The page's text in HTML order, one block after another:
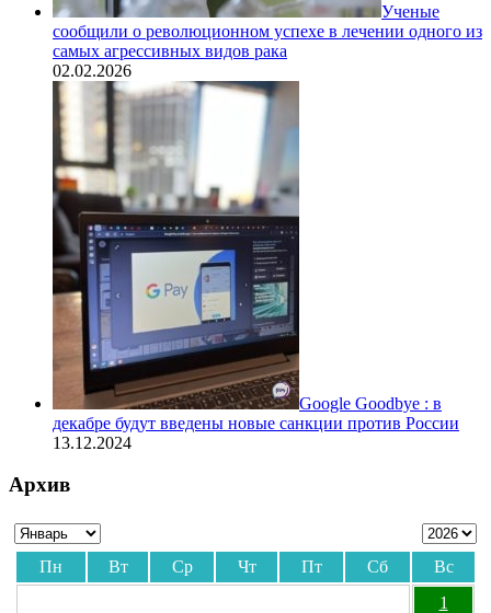
Ученые
сообщили о революционном успехе в лечении одного из
самых агрессивных видов рака
02.02.2026
Google Goodbye : в
декабре будут введены новые санкции против России
13.12.2024
Архив
Пн Вт Ср Чт Пт Сб
Вс
1